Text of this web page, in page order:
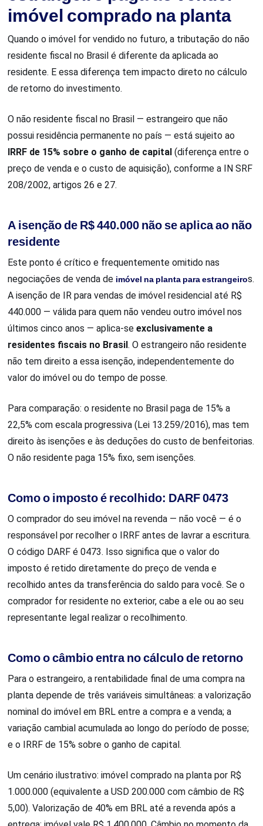
imóvel comprado na planta
Quando o imóvel for vendido no futuro, a tributação do não
residente fiscal no Brasil é diferente da aplicada ao
residente. E essa diferença tem impacto direto no cálculo
de retorno do investimento.
O não residente fiscal no Brasil — estrangeiro que não
possui residência permanente no país — está sujeito ao
IRRF de 15% sobre o ganho de capital (diferença entre o
preço de venda e o custo de aquisição), conforme a IN SRF
208/2002, artigos 26 e 27.
A isenção de R$ 440.000 não se aplica ao não
residente
Este ponto é crítico e frequentemente omitido nas
negociações de venda de imóvel na planta para estrangeiros.
A isenção de IR para vendas de imóvel residencial até R$
440.000 — válida para quem não vendeu outro imóvel nos
últimos cinco anos — aplica-seexclusivamente a
residentes fiscais no Brasil. O estrangeiro não residente
não tem direito a essa isenção, independentemente do
valor do imóvel ou do tempo de posse.
Para comparação: o residente no Brasil paga de 15% a
22,5% com escala progressiva (Lei 13.259/2016), mas tem
direito às isenções e às deduções do custo de benfeitorias.
O não residente paga 15% fixo, sem isenções.
Como o imposto é recolhido: DARF 0473
O comprador do seu imóvel na revenda — não você — é o
responsável por recolher o IRRF antes de lavrar a escritura.
O código DARF é 0473. Isso significa que o valor do
imposto é retido diretamente do preço de venda e
recolhido antes da transferência do saldo para você. Se o
comprador for residente no exterior, cabe a ele ou ao seu
representante legal realizar o recolhimento.
Como o câmbio entra no cálculo de retorno
Para o estrangeiro, a rentabilidade final de uma compra na
planta depende de três variáveis simultâneas: a valorização
nominal do imóvel em BRL entre a compra e a venda; a
variação cambial acumulada ao longo do período de posse;
e o IRRF de 15% sobre o ganho de capital.
Um cenário ilustrativo: imóvel comprado na planta por R$
1.000.000 (equivalente a USD 200.000 com câmbio de R$
5,00). Valorização de 40% em BRL até a revenda após a